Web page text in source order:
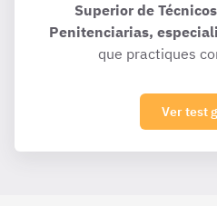
Superior de
Penitenciarias,
que practiques
Ver test